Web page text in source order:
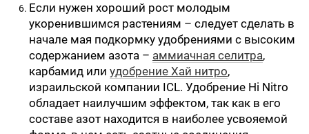
Если нужен хороший рост молодым
укоренившимся растениям – следует сделать в
начале мая подкормку удобрениями с высоким
содержанием азота – аммиачная селитра,
карбамид или удобрение Хай нитро,
израильской компании ICL. Удобрение Hi Nitro
обладает наилучшим эффектом, так как в его
составе азот находится в наиболее усвояемой